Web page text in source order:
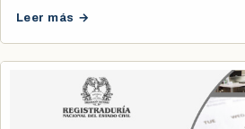
Leer más →